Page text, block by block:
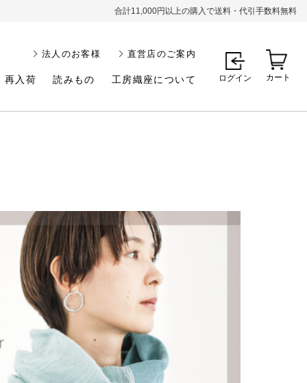
合計11,000円以上の購入で送料・代引手数料無料
再入荷 読みもの 工房織座について
法人のお客様 直営店のご案内
ログイン カート